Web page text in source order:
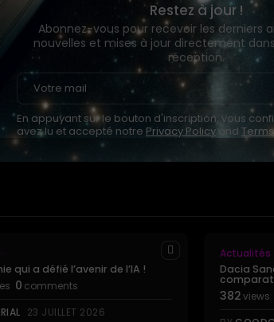
Restez à jour !
Abonnez-vous pour recevoir les derniers
nouvelles et mises à jour directement
réception.
En appuyant sur le bouton d'inscription, vous
avez lu et accepté notre Privacy Policy and
qui a défié l’avenir de l’IA !
0 comments
23 JUILLET 2026
Actualités
Dacia
382views